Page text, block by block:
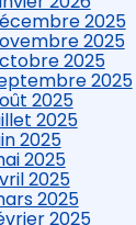
2025
2025
2025
2025
2025
2025
2025
2025
2025
2025
2025